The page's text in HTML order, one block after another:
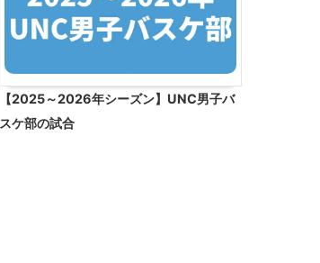
【2025～2026年シーズン】UNC男子バ
スケ部の試合